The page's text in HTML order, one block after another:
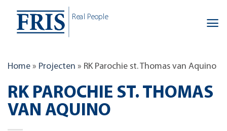
content
Real People
Home » Projecten » RK Parochie st. Thomas van Aquino
RK PAROCHIE ST. THOMAS
VAN AQUINO